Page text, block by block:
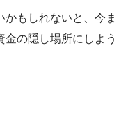
もしれないと、今ま
の隠し場所にしよう